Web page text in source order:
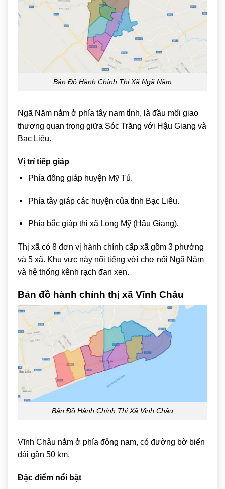
Bản Đồ Hành Chính Thị Xã Ngã Năm
Ngã Năm nằm ở phía tây nam tỉnh, là đầu mối giao
thương quan trọng giữa Sóc Trăng với Hậu Giang và
Bạc Liêu.
Vị trí tiếp giáp
Phía đông giáp huyện Mỹ Tú.
Phía tây giáp các huyện của tỉnh Bạc Liêu.
Phía bắc giáp thị xã Long Mỹ (Hậu Giang).
Thị xã có 8 đơn vị hành chính cấp xã gồm 3 phường
và 5 xã. Khu vực này nổi tiếng với chợ nổi Ngã Năm
và hệ thống kênh rạch đan xen.
Bản đồ hành chính thị xã Vĩnh Châu
Bản Đồ Hành Chính Thị Xã Vĩnh Châu
Vĩnh Châu nằm ở phía đông nam, có đường bờ biển
dài gần 50 km.
Đặc điểm nổi bật